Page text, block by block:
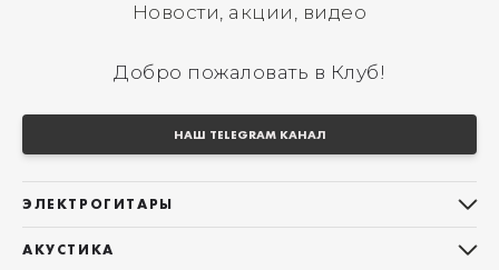
Новости, акции, видео
Добро пожаловать в Клуб!
НАШ TELEGRAM КАНАЛ
ЭЛЕКТРОГИТАРЫ
АКУСТИКА